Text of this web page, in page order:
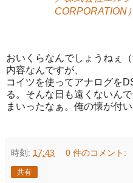
CORPORATION）
おいくらなんでしょうねぇ
内容なんですが、
コイツを使ってアナログを
る。そんな日も遠くないんで
まいったなぁ。俺の懐が付い
時刻: 17:43 0 件のコメント:
共有